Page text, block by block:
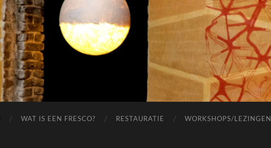
WAT IS EEN FRESCO? RESTAURATIE WORKSHOPS/LEZINGEN